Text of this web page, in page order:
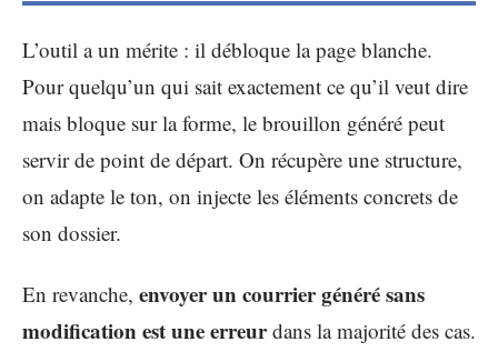
L’outil a un mérite : il débloque la page blanche.
Pour quelqu’un qui sait exactement ce qu’il veut dire
mais bloque sur la forme, le brouillon généré peut
servir de point de départ. On récupère une structure,
on adapte le ton, on injecte les éléments concrets de
son dossier.
En revanche, envoyer un courrier généré sans
modification est une erreurdans la majorité des cas.